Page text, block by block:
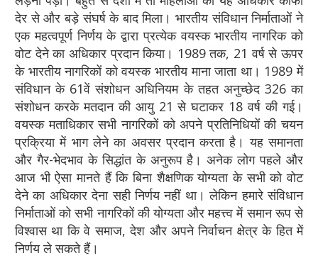
देर से और बड़े संघर्ष के बाद मिला। भारतीय संविधान निर्माताओं ने
एक महत्वपूर्ण निर्णय के द्वारा प्रत्येक वयस्क भारतीय नागरिक को
वोट देने का अधिकार प्रदान किया। 1989 तक, 21 वर्ष से ऊपर
के भारतीय नागरिकों को वयस्क भारतीय माना जाता था। 1989 में
संविधान के 61वें संशोधन अधिनियम के तहत अनुच्छेद 326 का
संशोधन करके मतदान की आयु 21 से घटाकर 18 वर्ष की गई।
वयस्क मताधिकार सभी नागरिकों को अपने प्रतिनिधियों की चयन
प्रक्रिया में भाग लेने का अवसर प्रदान करता है। यह समानता
और गैर-भेदभाव के सिद्धांत के अनुरूप है। अनेक लोग पहले और
आज भी ऐसा मानते हैं कि बिना शैक्षणिक योग्यता के सभी को वोट
देने का अधिकार देना सही निर्णय नहीं था। लेकिन हमारे संविधान
निर्माताओं को सभी नागरिकों की योग्यता और महत्त्व में समान रूप से
विश्वास था कि वे समाज, देश और अपने निर्वाचन क्षेत्र के हित में
निर्णय ले सकते हैं।